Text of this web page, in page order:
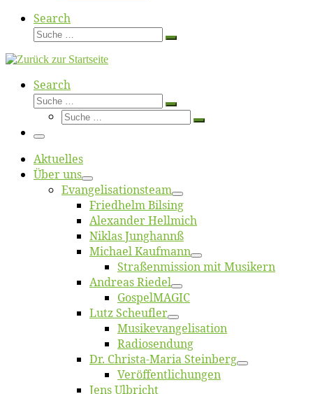
Search
Suche
Suche
Search
Suche
Suche
Suche
Suche
Menü
Ak­tu­el­les
Über uns
Evangelisa­tions­team
Fried­helm Bilsing
Alex­an­der Hellmich
Ni­klas Junghannß
Mi­cha­el Kaufmann
Straßenmis­sion mit Musikern
An­dre­as Riedel
Gos­pel­MA­GIC
Lutz Scheuf­ler
Musikevan­ge­li­sa­tion
Ra­dio­sen­dung
Dr. Chris­­ta-Ma­ria Steinberg
Ver­öf­fent­li­chun­gen
Jens Ulb­richt